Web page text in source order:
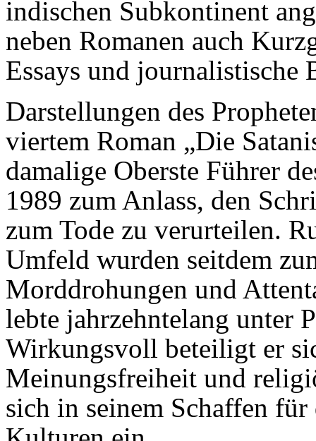
indischen Subkontinent
neben Romanen auch
Essays und journalistische
Darstellungen des
viertem Roman „Die
damalige Oberste Führer
1989 zum Anlass, den
zum Tode zu verurteilen.
Umfeld wurden seitdem
Morddrohungen und
lebte jahrzehntelang unter
Wirkungsvoll beteiligt er
Meinungsfreiheit und
sich in seinem Schaffen